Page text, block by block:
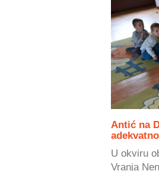
Antić na
U okviru
Vranja